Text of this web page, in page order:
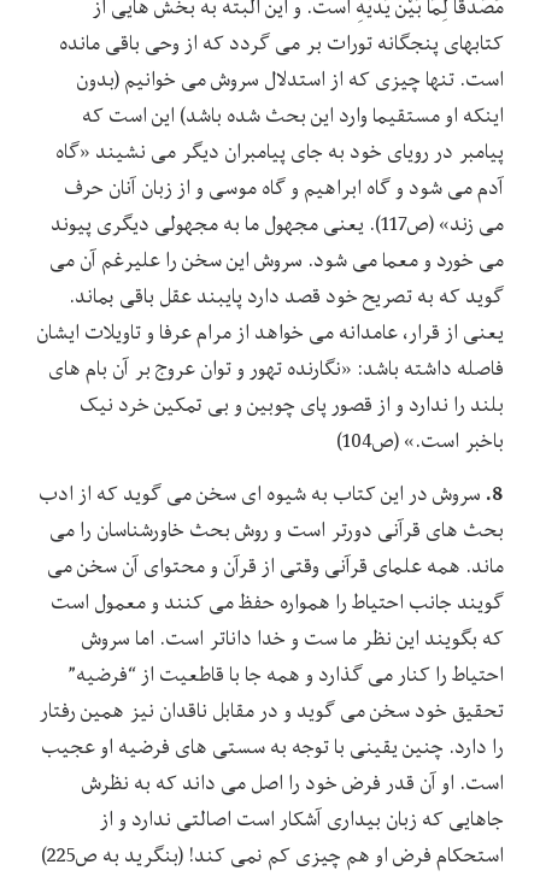
کتابهای پنجگانه تورات بر می گردد که از وحی باقی مانده
است. تنها چیزی که از استدلال سروش می خوانیم (بدون
اینکه او مستقیما وارد این بحث شده باشد) این است که
پیامبر در رویای خود به جای پیامبران دیگر می نشیند «گاه
آدم می شود و گاه ابراهیم و گاه موسی و از زبان آنان حرف
می زند» (ص117). یعنی مجهول ما به مجهولی دیگری پیوند
می خورد و معما می شود. سروش این سخن را علیرغم آن می
گوید که به تصریح خود قصد دارد پایبند عقل باقی بماند.
یعنی از قرار، عامدانه می خواهد از مرام عرفا و تاویلات ایشان
فاصله داشته باشد: «نگارنده تهور و توان عروج بر آن بام های
بلند را ندارد و از قصور پای چوبین و بی تمکین خرد نیک
باخبر است.» (ص104)
8. سروش در این کتاب به شیوه ای سخن می گوید که از ادب
بحث های قرآنی دورتر است و روش بحث خاورشناسان را می
ماند. همه علمای قرآنی وقتی از قرآن و محتوای آن سخن می
گویند جانب احتیاط را همواره حفظ می کنند و معمول است
که بگویند این نظر ما ست و خدا داناتر است. اما سروش
احتیاط را کنار می گذارد و همه جا با قاطعیت از “فرضیه”
تحقیق خود سخن می گوید و در مقابل ناقدان نیز همین رفتار
را دارد. چنین یقینی با توجه به سستی های فرضیه او عجیب
است. او آن قدر فرض خود را اصل می داند که به نظرش
جاهایی که زبان بیداری آشکار است اصالتی ندارد و از
استحکام فرض او هم چیزی کم نمی کند! (بنگرید به ص225)